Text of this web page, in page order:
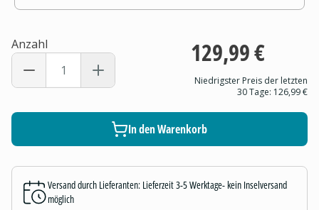
Anzahl 129,99 €
Niedrigster Preis der letzten
30 Tage: 126,99 €
In den Warenkorb
Versand durch Lieferanten: Lieferzeit 3-5 Werktage- kein Inselversand
möglich